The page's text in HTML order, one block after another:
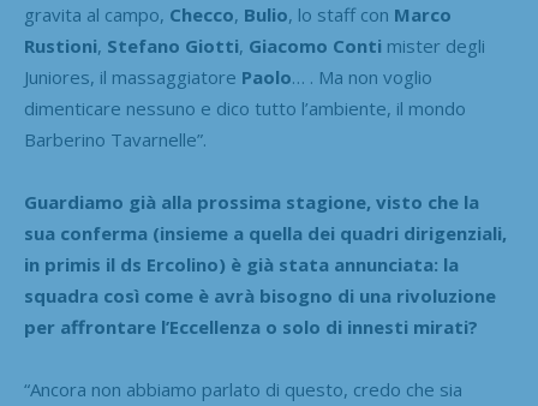
gravita al campo, Checco, Bulio, lo staff con Marco
Rustioni, Stefano Giotti, Giacomo Conti mister degli
Juniores, il massaggiatore Paolo… . Ma non voglio
dimenticare nessuno e dico tutto l’ambiente, il mondo
Barberino Tavarnelle”.
Guardiamo già alla prossima stagione, visto che la
sua conferma (insieme a quella dei quadri dirigenziali,
in primis il ds Ercolino) è già stata annunciata: la
squadra così come è avrà bisogno di una rivoluzione
per affrontare l’Eccellenza o solo di innesti mirati?
“Ancora non abbiamo parlato di questo, credo che sia